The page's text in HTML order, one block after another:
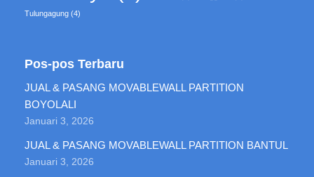
Tulungagung (4)
Pos-pos Terbaru
JUAL & PASANG MOVABLEWALL PARTITION
BOYOLALI
Januari 3, 2026
JUAL & PASANG MOVABLEWALL PARTITION BANTUL
Januari 3, 2026